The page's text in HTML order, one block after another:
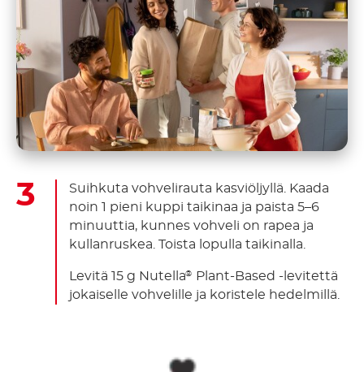
Suihkuta vohvelirauta kasviöljyllä. Kaada
noin 1 pieni kuppi taikinaa ja paista 5–6
minuuttia, kunnes vohveli on rapea ja
kullanruskea. Toista lopulla taikinalla.
Levitä 15 g Nutella®
Plant-Based -levitettä
jokaiselle vohvelille ja koristele hedelmillä.